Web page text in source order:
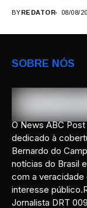
BYREDATOR 08/08/
SOBRE NÓS
O News ABC
dedicado à
Bernardo do
notícias do Brasil
com a veracidade
interesse
Jornalista DRT